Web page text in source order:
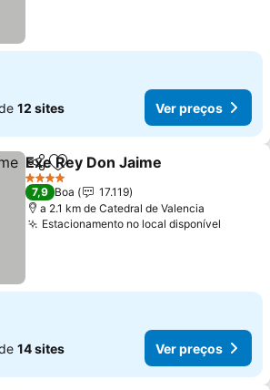
12 sites Ver preços
PartilharAdicionar aos favoritos
Exe Rey Don Jaime
4 Estrelas
7,9 Boa
17.119
a 2.1 km de Catedral de Valencia
Estacionamento no local disponível
14 sites Ver preços